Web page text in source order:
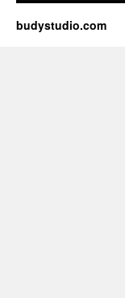
budystudio.com